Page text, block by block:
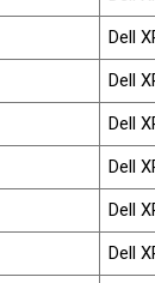
Dell
Dell
Dell
Dell
Dell
Dell